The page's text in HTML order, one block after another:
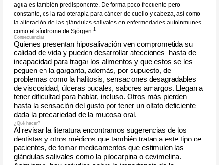
agua es también predisponente. De forma poco frecuente pero
constante, es la radioterapia para cáncer de cuello y cabeza, así como
la alteración de las glándulas salivales en enfermedades autoinmunes
como el síndrome de Sjörgen.1
Consecuencias
Quienes presentan hiposalivación ven comprometida su
calidad de vida y pueden desarrollar afecciones hasta de
incapacidad para tragar los alimentos y que estos se les
peguen en la garganta, además, por supuesto, de
problemas como la halitosis, sensaciones desagradables
de viscosidad, úlceras bucales, sabores amargos. Llegan a
tener dificultad para hablar, incluso. Otros más pierden
hasta la sensación del gusto por tener un olfato deficiente
dada la precariedad de la mucosa oral.
¿Qué hacer?
Al revisar la literatura encontramos sugerencias de los
dentistas y otros médicos que también tratan a este tipo de
pacientes, de tomar medicamentos que estimulen las
glándulas salivales como la pilocarpina o cevimelina.